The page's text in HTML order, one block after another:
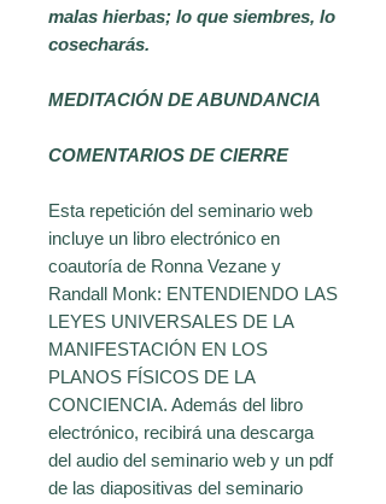
malas hierbas; lo que siembres, lo
cosecharás.
MEDITACIÓN DE ABUNDANCIA
COMENTARIOS DE CIERRE
Esta repetición del seminario web
incluye un libro electrónico en
coautoría de Ronna Vezane y
Randall Monk: ENTENDIENDO LAS
LEYES UNIVERSALES DE LA
MANIFESTACIÓN EN LOS
PLANOS FÍSICOS DE LA
CONCIENCIA. Además del libro
electrónico, recibirá una descarga
del audio del seminario web y un pdf
de las diapositivas del seminario